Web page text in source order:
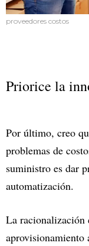
proveedores costos
Priorice la
Por último, creo
problemas de
suministro es dar
automatización.
La racionalización